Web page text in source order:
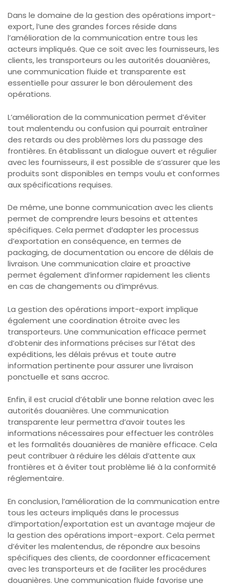
Dans le domaine de la gestion des opérations import-
export, l’une des grandes forces réside dans
l’amélioration de la communication entre tous les
acteurs impliqués. Que ce soit avec les fournisseurs, les
clients, les transporteurs ou les autorités douanières,
une communication fluide et transparente est
essentielle pour assurer le bon déroulement des
opérations.
L’amélioration de la communication permet d’éviter
tout malentendu ou confusion qui pourrait entraîner
des retards ou des problèmes lors du passage des
frontières. En établissant un dialogue ouvert et régulier
avec les fournisseurs, il est possible de s’assurer que les
produits sont disponibles en temps voulu et conformes
aux spécifications requises.
De même, une bonne communication avec les clients
permet de comprendre leurs besoins et attentes
spécifiques. Cela permet d’adapter les processus
d’exportation en conséquence, en termes de
packaging, de documentation ou encore de délais de
livraison. Une communication claire et proactive
permet également d’informer rapidement les clients
en cas de changements ou d’imprévus.
La gestion des opérations import-export implique
également une coordination étroite avec les
transporteurs. Une communication efficace permet
d’obtenir des informations précises sur l’état des
expéditions, les délais prévus et toute autre
information pertinente pour assurer une livraison
ponctuelle et sans accroc.
Enfin, il est crucial d’établir une bonne relation avec les
autorités douanières. Une communication
transparente leur permettra d’avoir toutes les
informations nécessaires pour effectuer les contrôles
et les formalités douanières de manière efficace. Cela
peut contribuer à réduire les délais d’attente aux
frontières et à éviter tout problème lié à la conformité
réglementaire.
En conclusion, l’amélioration de la communication entre
tous les acteurs impliqués dans le processus
d’importation/exportation est un avantage majeur de
la gestion des opérations import-export. Cela permet
d’éviter les malentendus, de répondre aux besoins
spécifiques des clients, de coordonner efficacement
avec les transporteurs et de faciliter les procédures
douanières. Une communication fluide favorise une